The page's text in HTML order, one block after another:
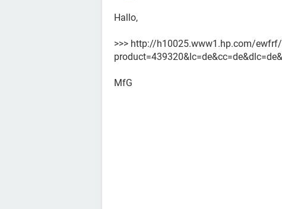
Hallo,
>>> http://h10025.www1.hp.com/
MfG